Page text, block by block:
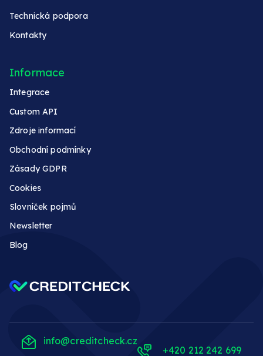
Technická podpora
Kontakty
Informace
Integrace
Custom API
Zdroje informací
Obchodní podmínky
Zásady GDPR
Cookies
Slovníček pojmů
Newsletter
Blog
info@creditcheck.cz
+420 212 242 699